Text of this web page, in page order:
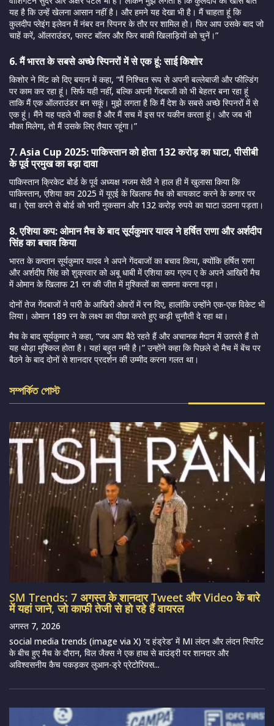
यह है कि उन्हें खेलना आसान नहीं है। और हमने यह देखा भी है। मैं चाहता हूं कि
कुलदीप प्लेइंग इलेवन में नंबर वन स्पिनर के तौर पर शामिल हो। फिर आप उसके बाद जो
चाहें करें, ऑलराउंडर, फास्ट बॉलर और फिर बाकी खिलाड़ियों को चुनें।”
6. मैं भारत के सबसे अच्छे स्पिनरों में से एक हूं: साई किशोर
किशोर ने मिंट को दिए बयान में कहा, “मैं निश्चित रूप से अपनी बल्लेबाजी और फील्डिंग
पर काम कर रहा हूं। सिर्फ यही नहीं, बल्कि अपनी गेंदबाजी को भी बेहतर बना रहा हूं
ताकि मैं एक ऑलराउंडर बन सकूं। मुझे लगता है कि मैं देश के सबसे अच्छे स्पिनरों में से
एक हूं। मैंने यह पहले भी कहा है और मैं सच में इस पर यकीन करता हूं। और जब भी
मौका मिलेगा, तो मैं उसके लिए तैयार रहूंगा।”
7. Asia Cup 2025: पाकिस्तान को होता 132 करोड़ का घाटा, पीसीबी
के पूर्व प्रमुख का बड़ा दावा
पाकिस्तान क्रिकेट बोर्ड के पूर्व अध्यक्ष नजम सेठी ने हाल ही में खुलासा किया कि
पाकिस्तान, एशिया कप 2025 में यूएई के खिलाफ मैच को बायकाट करने के कगार पर
था। ऐसा करने से बोर्ड को भारी नुकसान और 132 करोड़ रुपये का घाटा उठाना पड़ता।
8. एशिया कप: ओमान मैच के बाद सूर्यकुमार यादव ने हर्षित राणा और अर्शदीप
सिंह का बचाव किया
भारत के कप्तान सूर्यकुमार यादव ने अपने गेंदबाजों का बचाव किया, क्योंकि हर्षित राणा
और अर्शदीप सिंह को शुक्रवार को अबू धाबी में एशिया कप ग्रुप ए के अपने आखिरी मैच
में ओमान के खिलाफ 21 रन की जीत में मुश्किलों का सामना करना पड़ा।
दोनों तेज गेंदबाजों ने पारी के आखिरी ओवरों में रन दिए, हालांकि उन्होंने एक-एक विकेट भी
लिया। ओमान 189 रन के लक्ष्य का पीछा करते हुए कड़ी चुनौती दे रहा था।
मैच के बाद सूर्यकुमार ने कहा, “जब आप बैठे रहते हैं और अचानक मैदान में उतरते हैं तो
यह थोड़ा मुश्किल होता है। यहां बहुत नमी है।” उन्होंने कहा कि पिछले दो मैच में बेंच पर
बैठने के बाद दोनों से शानदार प्रदर्शन की उम्मीद करना गलत था।
সম্পর্কিত পোস্ট
SM Trends: 7 अगस्त के शानदार Tweet और Video के बारे
में यहां जाने, जो काफी तेजी से हो रहे हैं वायरल
अगस्त 7, 2026
social media trends (image via X) ‘द हंड्रेड’ में MI लंदन और लंदन स्पिरिट
के बीच हुए मैच के दौरान, विल जैक्स ने एक हाथ से बाउंड्री पर शानदार और
अविश्वसनीय कैच पकड़कर लुआन-ड्रे प्रेटोरियस...